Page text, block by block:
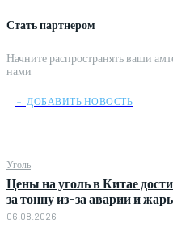
Стать партнером
Начните распространять ваши
нами
﹢ ДОБАВИТЬ НОВОСТЬ
Уголь
Цены на уголь в Китае
за тонну из-за аварии и
06.08.2026